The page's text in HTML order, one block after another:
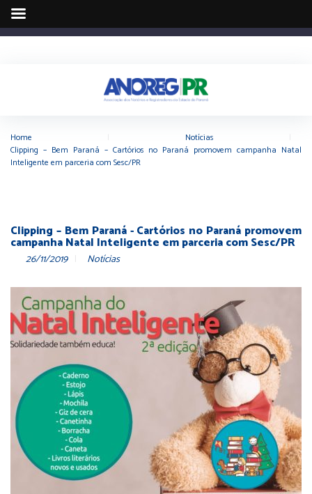
Home Notícias
Clipping – Bem Paraná – Cartórios no Paraná promovem campanha Natal
Inteligente em parceria com Sesc/PR
Clipping – Bem Paraná - Cartórios no Paraná promovem
campanha Natal Inteligente em parceria com Sesc/PR
26/11/2019 Notícias